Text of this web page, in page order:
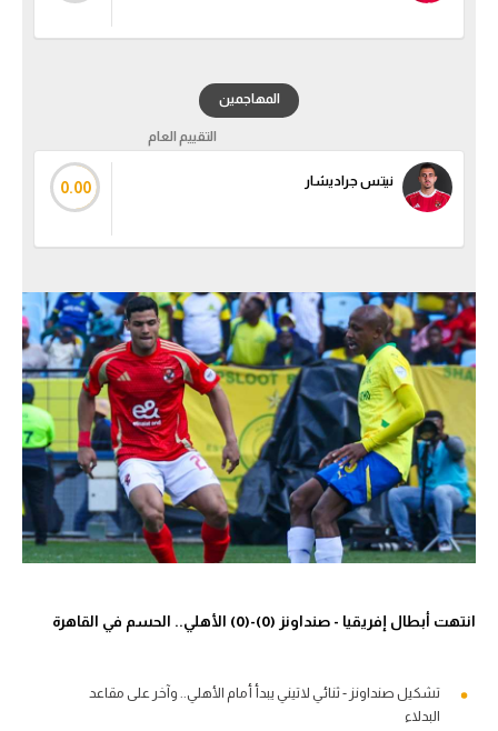
المهاجمين
التقييم العام
نيتس جراديشار 0.00
انتهت أبطال إفريقيا - صنداونز (0)-(0) الأهلي.. الحسم في القاهرة
تشكيل صنداونز - ثنائي لاتيني يبدأ أمام الأهلي.. وآخر على مقاعد
البدلاء